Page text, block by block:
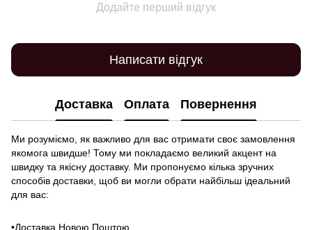
Додайте перший відгук
Написати відгук
Доставка Оплата Повернення
Ми розуміємо, як важливо для вас отримати своє замовлення
якомога швидше! Тому ми покладаємо великий акцент на
швидку та якісну доставку. Ми пропонуємо кілька зручних
способів доставки, щоб ви могли обрати найбільш ідеальний
для вас:
•Доставка Новою Поштою